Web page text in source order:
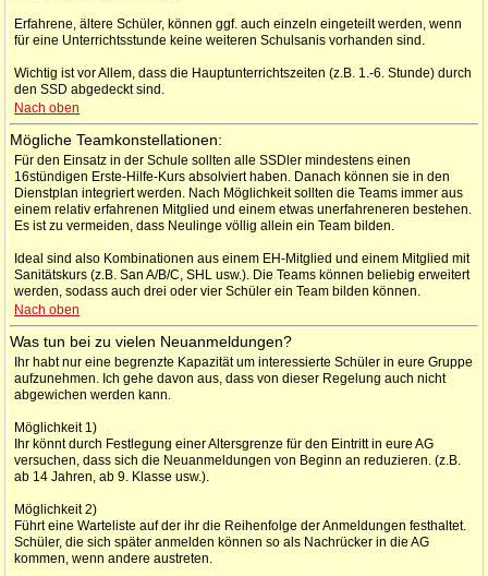
Erfahrene, ältere Schüler, können ggf. auch einzeln eingeteilt werden, wenn
für eine Unterrichtsstunde keine weiteren Schulsanis vorhanden sind.
Wichtig ist vor Allem, dass die Hauptunterrichtszeiten (z.B. 1.-6. Stunde) durch
den SSD abgedeckt sind.
Nach oben
Mögliche Teamkonstellationen:
Für den Einsatz in der Schule sollten alle SSDler mindestens einen
16stündigen Erste-Hilfe-Kurs absolviert haben. Danach können sie in den
Dienstplan integriert werden. Nach Möglichkeit sollten die Teams immer aus
einem relativ erfahrenen Mitglied und einem etwas unerfahreneren bestehen.
Es ist zu vermeiden, dass Neulinge völlig allein ein Team bilden.
Ideal sind also Kombinationen aus einem EH-Mitglied und einem Mitglied mit
Sanitätskurs (z.B. San A/B/C, SHL usw.). Die Teams können beliebig erweitert
werden, sodass auch drei oder vier Schüler ein Team bilden können.
Nach oben
Was tun bei zu vielen Neuanmeldungen?
Ihr habt nur eine begrenzte Kapazität um interessierte Schüler in eure Gruppe
aufzunehmen. Ich gehe davon aus, dass von dieser Regelung auch nicht
abgewichen werden kann.
Möglichkeit 1)
Ihr könnt durch Festlegung einer Altersgrenze für den Eintritt in eure AG
versuchen, dass sich die Neuanmeldungen von Beginn an reduzieren. (z.B.
ab 14 Jahren, ab 9. Klasse usw.).
Möglichkeit 2)
Führt eine Warteliste auf der ihr die Reihenfolge der Anmeldungen festhaltet.
Schüler, die sich später anmelden können so als Nachrücker in die AG
kommen, wenn andere austreten.